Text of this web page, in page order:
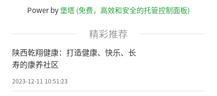
Power by堡塔 (免费，高效和安全的托管控制面板)
精彩推荐
陕西乾翔健康：打造健康、快乐、长
寿的康养社区
2023-12-11 10:51:23